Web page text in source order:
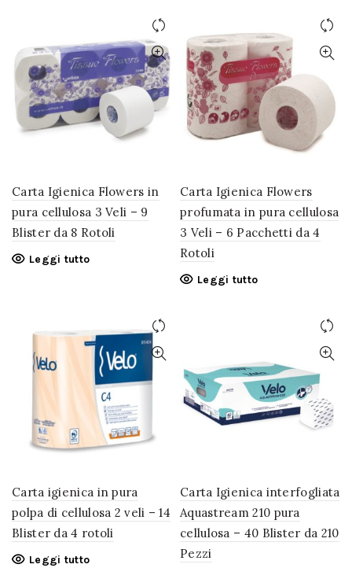
Carta Igienica Flowers in
pura cellulosa 3 Veli – 9
Blister da 8 Rotoli
Leggi tutto
Carta Igienica Flowers
profumata in pura cellulosa
3 Veli – 6 Pacchetti da 4
Rotoli
Leggi tutto
Carta igienica in pura
polpa di cellulosa 2 veli – 14
Blister da 4 rotoli
Leggi tutto
Carta Igienica interfogliata
Aquastream 210 pura
cellulosa – 40 Blister da 210
Pezzi